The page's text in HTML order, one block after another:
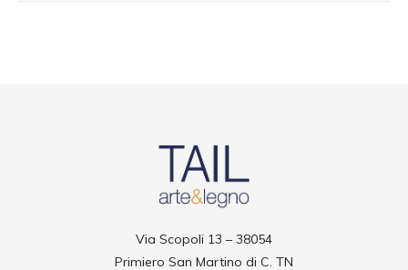
Via Scopoli 13 – 38054
Primiero San Martino di C. TN